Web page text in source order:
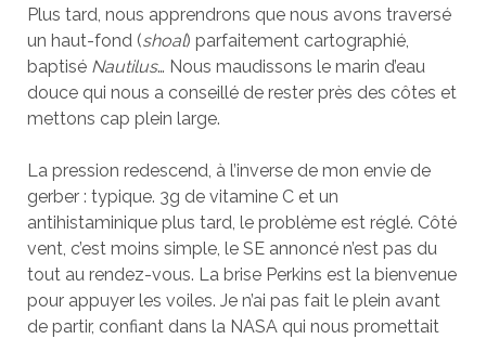
Plus tard, nous apprendrons que nous avons traversé
un haut-fond (shoal) parfaitement cartographié,
baptisé Nautilus… Nous maudissons le marin d’eau
douce qui nous a conseillé de rester près des côtes et
mettons cap plein large.
La pression redescend, à l’inverse de mon envie de
gerber : typique. 3g de vitamine C et un
antihistaminique plus tard, le problème est réglé. Côté
vent, c’est moins simple, le SE annoncé n’est pas du
tout au rendez-vous. La brise Perkins est la bienvenue
pour appuyer les voiles. Je n’ai pas fait le plein avant
de partir, confiant dans la NASA qui nous promettait